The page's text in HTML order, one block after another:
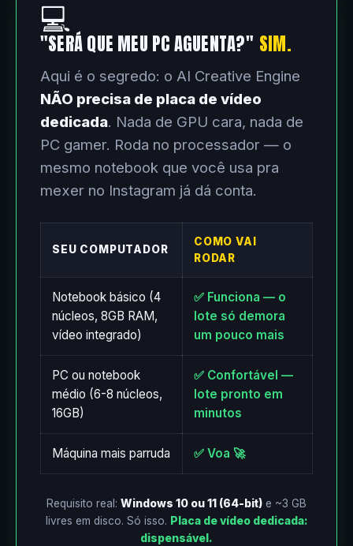
💻
"SERÁ QUE MEU PC AGUENTA?" SIM.
Aqui é o segredo: o AI Creative Engine
NÃO precisa de placa de vídeo
dedicada. Nada de GPU cara, nada de
PC gamer. Roda no processador — o
mesmo notebook que você usa pra
mexer no Instagram já dá conta.
SEU COMPUTADOR
COMO VAI
RODAR
Notebook básico (4
núcleos, 8GB RAM,
vídeo integrado)
✅ Funciona — o
lote só demora
um pouco mais
PC ou notebook
médio (6-8 núcleos,
16GB)
✅ Confortável —
lote pronto em
minutos
Máquina mais parruda ✅ Voa 🚀
Requisito real: Windows 10 ou 11 (64-bit) e ~3 GB
livres em disco. Só isso. Placa de vídeo dedicada:
dispensável.